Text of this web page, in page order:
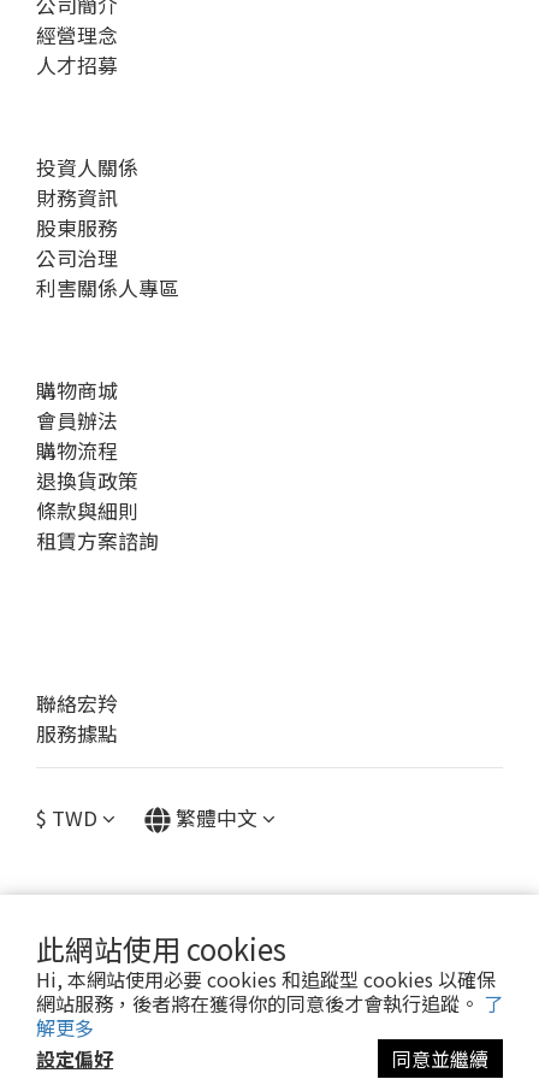
此網站使用 cookies
Hi, 本網站使用必要 cookies 和追蹤型 cookies 以確保
網站服務，後者將在獲得你的同意後才會執行追蹤。 了
解更多
設定偏好
同意並繼續
經營理念
人才招募
投資人關係
財務資訊
股東服務
公司治理
利害關係人專區
購物商城
會員辦法
購物流程
退換貨政策
條款與細則
租賃方案諮詢
聯絡宏羚
服務據點
$ TWD 繁體中文
提醒您，我們不會以電話或簡訊方式通知變更付款方式。
Copyright© [2023 宏羚股份有限公司]